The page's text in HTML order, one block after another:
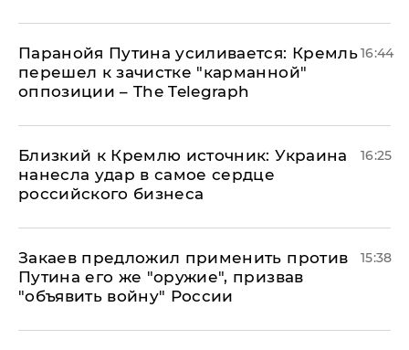
Паранойя Путина усиливается: Кремль
перешел к зачистке "карманной"
оппозиции – The Telegraph
16:44
Близкий к Кремлю источник: Украина
нанесла удар в самое сердце
российского бизнеса
16:25
Закаев предложил применить против
Путина его же "оружие", призвав
"объявить войну" России
15:38